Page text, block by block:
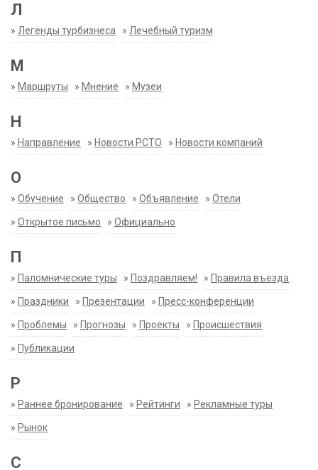
Л
» Легенды турбизнеса » Лечебный туризм
М
» Маршруты » Мнение » Музеи
Н
» Направление » Новости РСТО » Новости компаний
О
» Обучение » Общество » Объявление » Отели
» Открытое письмо » Официально
П
» Паломнические туры » Поздравляем! » Правила въезда
» Праздники » Презентации » Пресс-конференции
» Проблемы » Прогнозы » Проекты » Происшествия
» Публикации
Р
» Раннее бронирование » Рейтинги » Рекламные туры
» Рынок
С